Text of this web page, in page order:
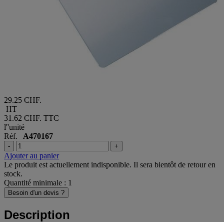
29.25 CHF.
HT
31.62 CHF. TTC
l''unité
Réf. A470167
- +
Ajouter au panier
Le produit est actuellement indisponible. Il sera bientôt de retour en
stock.
Quantité minimale : 1
Besoin d'un devis ?
Description